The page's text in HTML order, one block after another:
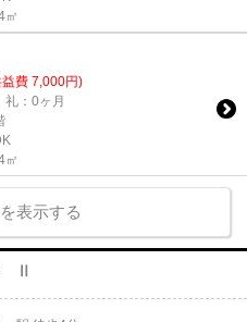
㎡
費 7,000円)
礼：0ヶ月
㎡
表示する
Ⅱ